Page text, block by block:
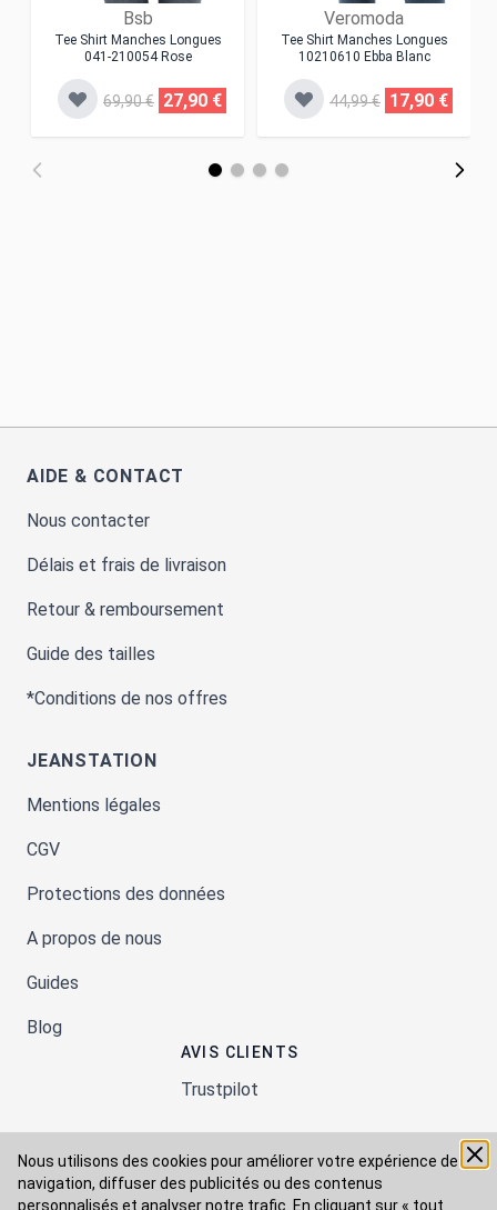
Nous utilisons des cookies pour améliorer votre expérience de
navigation, diffuser des publicités ou des contenus
personnalisés et analyser notre trafic. En cliquant sur « tout
Bsb
Tee Shirt Manches Longues
041-210054 Rose
69,90 € 27,90 €
Veromoda
Tee Shirt Manches Longues
10210610 Ebba Blanc
44,99 € 17,90 €
AIDE & CONTACT
Nous contacter
Délais et frais de livraison
Retour & remboursement
Guide des tailles
*Conditions de nos offres
JEANSTATION
Mentions légales
CGV
Protections des données
A propos de nous
Guides
Blog
AVIS CLIENTS
Trustpilot
Moyens de paiement